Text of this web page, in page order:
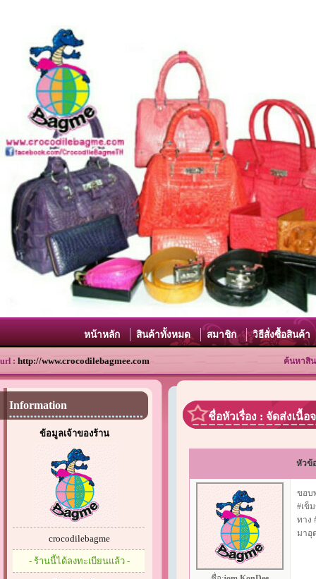
หน้าหลัก สินค้าทั้งหมด สมาชิก วิธีสั่งซื้อสินค้า
url : http://www.crocodilebagmee.com ค้นหาสิ
Information
ข้อมูลเจ้าของร้าน
crocodilebagme
- ร้านนี้ได้ลงทะเบียนแล้ว -
ชื่อหัวเรื่อง : จัดส่งเนื้
หัวข้
ขอบ
#เข็
ทาง
มาอุ